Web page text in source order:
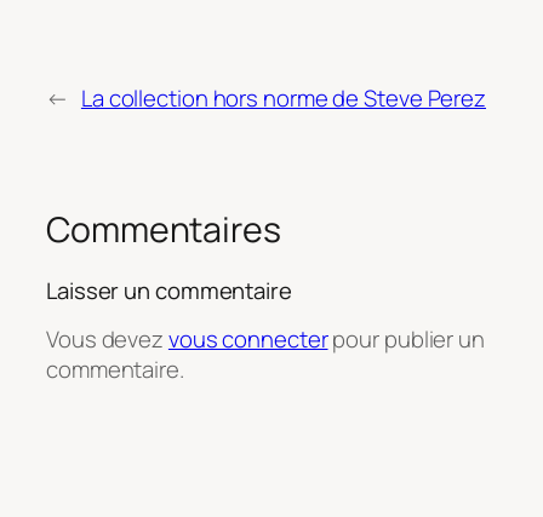
← La collection hors norme de Steve Perez
Commentaires
Laisser un commentaire
Vous devezvous connecterpour publier un
commentaire.